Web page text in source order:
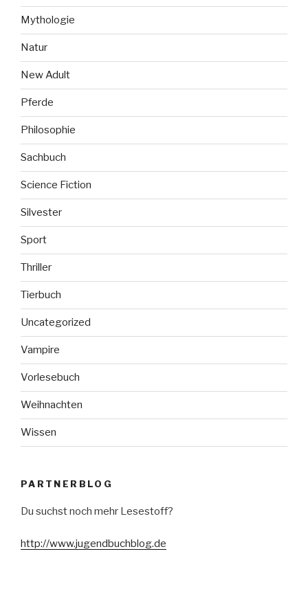
Mythologie
Natur
New Adult
Pferde
Philosophie
Sachbuch
Science Fiction
Silvester
Sport
Thriller
Tierbuch
Uncategorized
Vampire
Vorlesebuch
Weihnachten
Wissen
PARTNERBLOG
Du suchst noch mehr Lesestoff?
http://www.jugendbuchblog.de